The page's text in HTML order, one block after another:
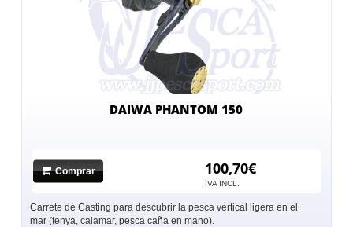
DAIWA PHANTOM 150
Comprar 100,70€
IVA INCL.
Carrete de Casting para descubrir la pesca vertical ligera en el
mar (tenya, calamar, pesca caña en mano).